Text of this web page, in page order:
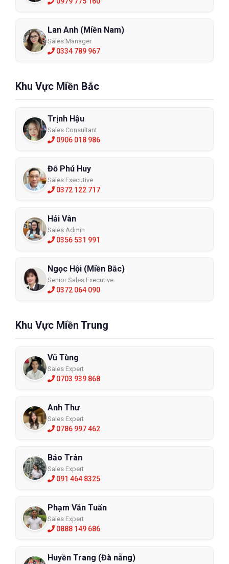
Lan Anh (Miền Nam)
Sales Manager
0334 789 967
Khu Vực Miền Bắc
Trịnh Hậu
Sales Consultant
0906 018 986
Đỗ Phú Huy
Sales Executive
0372 122 717
Hải Vân
Sales Admin
0356 531 991
Ngọc Hội (Miền Bắc)
Senior Sales Executive
0372 064 090
Khu Vực Miền Trung
Vũ Tùng
Sales Expert
0703 939 868
Anh Thư
Sales Expert
0786 997 462
Bảo Trân
Sales Expert
091 464 8325
Phạm Văn Tuấn
Sales Expert
0888 149 686
Huyền Trang (Đà nẵng)